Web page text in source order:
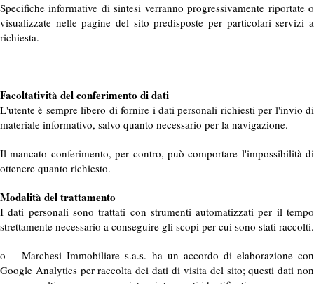
Specifiche informative di sintesi verranno progressivamente riportate o
visualizzate nelle pagine del sito predisposte per particolari servizi a
richiesta.
Facoltatività del conferimento di dati
L'utente è sempre libero di fornire i dati personali richiesti per l'invio di
materiale informativo, salvo quanto necessario per la navigazione.
Il mancato conferimento, per contro, può comportare l'impossibilità di
ottenere quanto richiesto.
Modalità del trattamento
I dati personali sono trattati con strumenti automatizzati per il tempo
strettamente necessario a conseguire gli scopi per cui sono stati raccolti.
o Marchesi Immobiliare s.a.s. ha un accordo di elaborazione con
Google Analytics per raccolta dei dati di visita del sito; questi dati non